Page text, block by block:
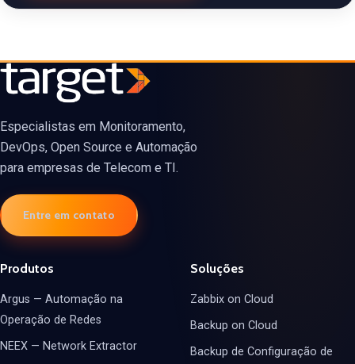
Especialistas em Monitoramento,
DevOps, Open Source e Automação
para empresas de Telecom e TI.
Entre em contato
Produtos
Argus — Automação na
Operação de Redes
NEEX — Network Extractor
Soluções
Zabbix on Cloud
Backup on Cloud
Backup de Configuração de